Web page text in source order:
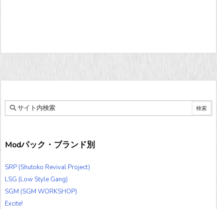
Modパック・ブランド別
SRP (Shutoko Revival Project)
LSG (Low Style Gang)
SGM (SGM WORKSHOP)
Excite!